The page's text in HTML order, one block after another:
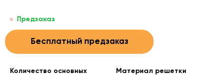
Предзаказ
Бесплатный предзаказ
Количество основных
Материал решетки